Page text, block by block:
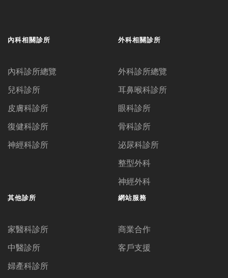
內科相關診所
內科診所總覽
兒科診所
皮膚科診所
復健科診所
神經科診所
外科相關診所
外科診所總覽
耳鼻喉科診所
眼科診所
骨科診所
泌尿科診所
整型外科
神經外科
其他診所
家醫科診所
中醫診所
婦產科診所
網站服務
商業合作
客戶支援